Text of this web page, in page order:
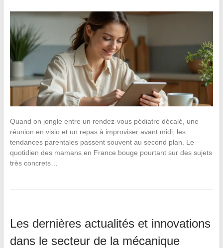
Quand on jongle entre un rendez-vous pédiatre décalé, une
réunion en visio et un repas à improviser avant midi, les
tendances parentales passent souvent au second plan. Le
quotidien des mamans en France bouge pourtant sur des sujets
très concrets…
Les dernières actualités et innovations
dans le secteur de la mécanique